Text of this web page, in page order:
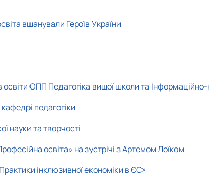
вшанували Героїв України
ОПП Педагогіка вищої школи та Інформаційно-
педагогіки
науки та творчості
освіта» на зустрічі з Артемом Лоїком
інклюзивної економіки в ЄС»